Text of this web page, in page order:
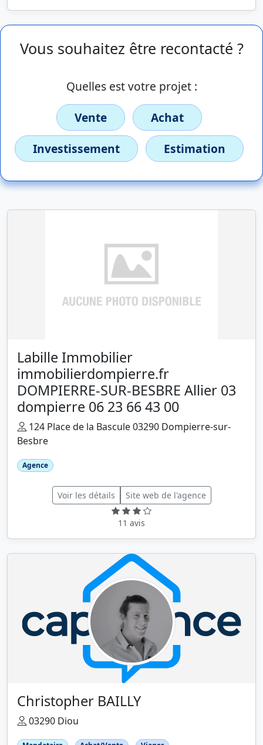
Vous souhaitez être recontacté ?
Quelles est votre projet :
Vente
Achat
Investissement
Estimation
Labille Immobilier
immobilierdompierre.fr
DOMPIERRE-SUR-BESBRE Allier 03
dompierre 06 23 66 43 00
124 Place de la Bascule 03290 Dompierre-sur-
Besbre
Agence
Voir les détails Site web de l'agence
11 avis
Christopher BAILLY
03290 Diou